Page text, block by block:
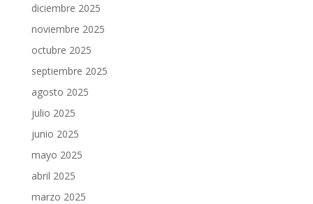
diciembre 2025
noviembre 2025
octubre 2025
septiembre 2025
agosto 2025
julio 2025
junio 2025
mayo 2025
abril 2025
marzo 2025